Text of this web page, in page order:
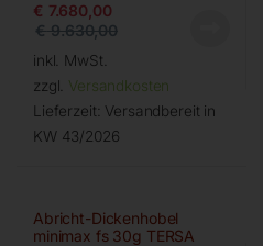
€ 7.680,00
€9.630,00
inkl. MwSt.
zzgl. Versandkosten
Lieferzeit: Versandbereit in
KW 43/2026
Abricht-Dickenhobel
minimax fs 30g TERSA